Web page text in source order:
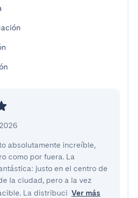
absolutamente increíble,
como por fuera. La
justo en el centro de
la ciudad, pero a la vez
La distribuci Ver más